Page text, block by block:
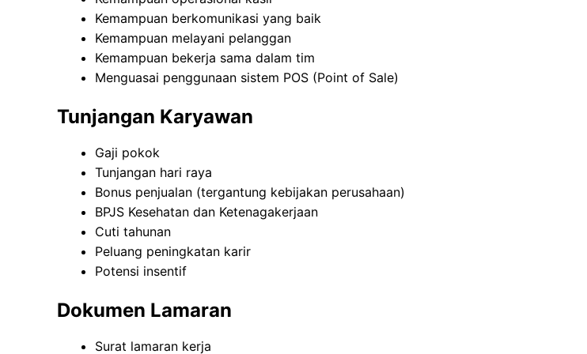
Kemampuan berkomunikasi yang baik
Kemampuan melayani pelanggan
Kemampuan bekerja sama dalam tim
Menguasai penggunaan sistem POS (Point of Sale)
Tunjangan Karyawan
Gaji pokok
Tunjangan hari raya
Bonus penjualan (tergantung kebijakan perusahaan)
BPJS Kesehatan dan Ketenagakerjaan
Cuti tahunan
Peluang peningkatan karir
Potensi insentif
Dokumen Lamaran
Surat lamaran kerja